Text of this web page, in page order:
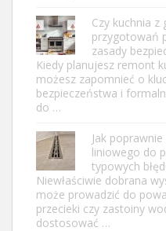
Czy kuchnia z
przygotowań
zasady
Kiedy planujesz remont
możesz zapomnieć o
bezpieczeństwa i
do …
Jak
liniowego do
typowych
Niewłaściwie dobrana
może prowadzić do
przecieki czy zastoiny
dostosować …